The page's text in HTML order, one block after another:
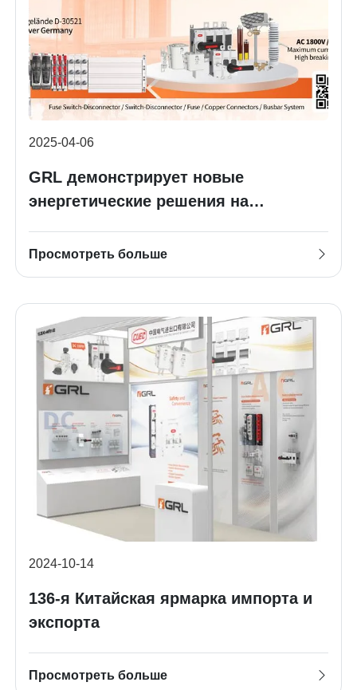
2025-04-06
GRL демонстрирует новые
энергетические решения на
ярмарке
Просмотреть больше
2024-10-14
136-я Китайская ярмарка импорта и
экспорта
Просмотреть больше